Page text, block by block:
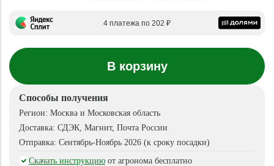
4 платежа по 202 ₽
В корзину
Способы получения
Регион: Москва и Московская область
Доставка: СДЭК, Магнит, Почта России
Отправка: Сентябрь-Ноябрь 2026 (к сроку посадки)
Скачать инструкцию от агронома бесплатно